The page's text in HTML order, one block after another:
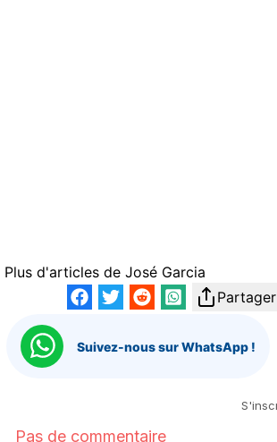
Plus d'articles de José Garcia
Partager
Suivez-nous sur WhatsApp !